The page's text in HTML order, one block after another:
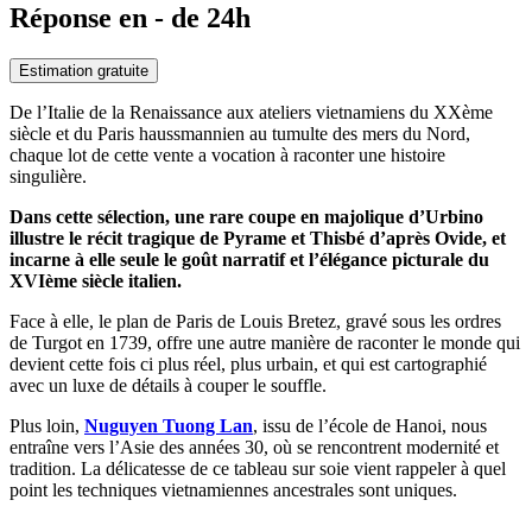
Réponse en - de 24h
Estimation gratuite
De l’Italie de la Renaissance aux ateliers vietnamiens du XXème
siècle et du Paris haussmannien au tumulte des mers du Nord,
chaque lot de cette vente a vocation à raconter une histoire
singulière.
Dans cette sélection, une rare coupe en majolique d’Urbino
illustre le récit tragique de Pyrame et Thisbé d’après Ovide, et
incarne à elle seule le goût narratif et l’élégance picturale du
XVIème siècle italien.
Face à elle, le plan de Paris de Louis Bretez, gravé sous les ordres
de Turgot en 1739, offre une autre manière de raconter le monde qui
devient cette fois ci plus réel, plus urbain, et qui est cartographié
avec un luxe de détails à couper le souffle.
Plus loin, Nuguyen Tuong Lan, issu de l’école de Hanoi, nous
entraîne vers l’Asie des années 30, où se rencontrent modernité et
tradition. La délicatesse de ce tableau sur soie vient rappeler à quel
point les techniques vietnamiennes ancestrales sont uniques.